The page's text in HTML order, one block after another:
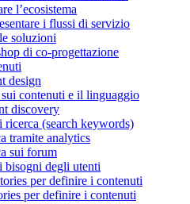
l’ecosistema
i flussi di servizio
soluzioni
di co-progettazione
design
contenuti e il linguaggio
discovery
ricerca (search keywords)
tramite analytics
sui forum
bisogni degli utenti
per definire i contenuti
per definire i contenuti